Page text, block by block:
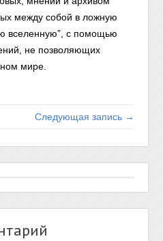
между собой в ложную
вселенную”, с помощью
не позволяющих
мире.
Следующая запись →